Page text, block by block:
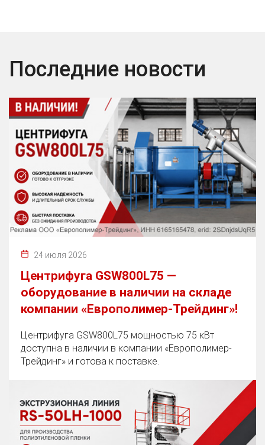
Последние новости
24 июля 2026
Центрифуга GSW800L75 —
оборудование в наличии на складе
компании «Европолимер-Трейдинг»!
Центрифуга GSW800L75 мощностью 75 кВт
доступна в наличии в компании «Европолимер-
Трейдинг» и готова к поставке.